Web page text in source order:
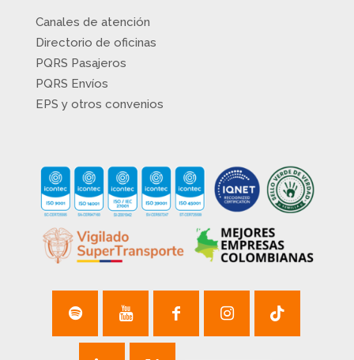
Canales de atención
Directorio de oficinas
PQRS Pasajeros
PQRS Envíos
EPS y otros convenios